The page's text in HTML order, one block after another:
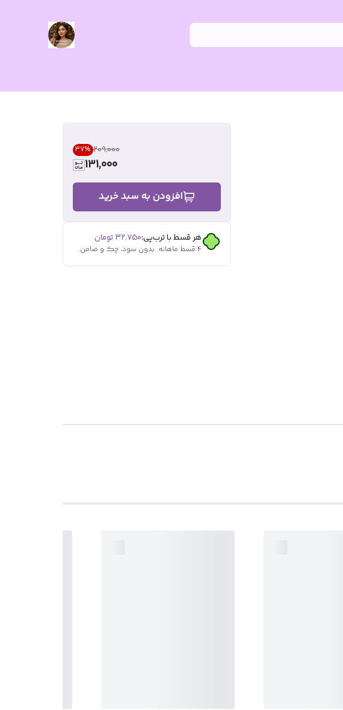
۲۰۹٬۰۰۰ 37%
131,000
افزودن به سبد خرید
هر قسط با ترب‌پی:۳۲٬۷۵۰تومان
۴ قسط ماهانه. بدون سود، چک و ضامن.